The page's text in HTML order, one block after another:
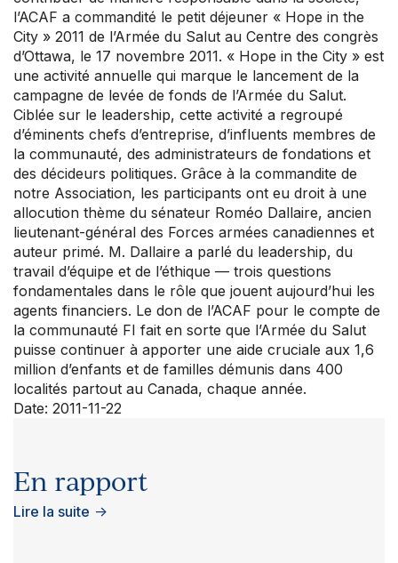
l’ACAF a commandité le petit déjeuner « Hope in the
City » 2011 de l’Armée du Salut au Centre des congrès
d’Ottawa, le 17 novembre 2011. « Hope in the City » est
une activité annuelle qui marque le lancement de la
campagne de levée de fonds de l’Armée du Salut.
Ciblée sur le leadership, cette activité a regroupé
d’éminents chefs d’entreprise, d’influents membres de
la communauté, des administrateurs de fondations et
des décideurs politiques. Grâce à la commandite de
notre Association, les participants ont eu droit à une
allocution thème du sénateur Roméo Dallaire, ancien
lieutenant-général des Forces armées canadiennes et
auteur primé. M. Dallaire a parlé du leadership, du
travail d’équipe et de l’éthique — trois questions
fondamentales dans le rôle que jouent aujourd’hui les
agents financiers. Le don de l’ACAF pour le compte de
la communauté FI fait en sorte que l’Armée du Salut
puisse continuer à apporter une aide cruciale aux 1,6
million d’enfants et de familles démunis dans 400
localités partout au Canada, chaque année.
Date: 2011-11-22
En rapport
Lire la suite →